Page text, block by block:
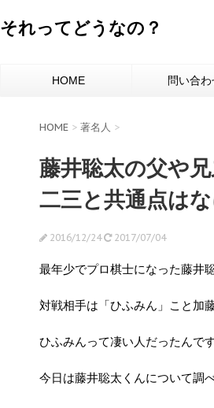
それってどうなの？
HOME 問い合わ
HOME > 著名人 >
藤井聡太の父や
二三と共通点はな
2016/12/24 2017/07/04
最年少でプロ棋士になった藤井
対戦相手は「ひふみん」こと加
ひふみんって凄い人だったんで
今日は藤井聡太くんについて調